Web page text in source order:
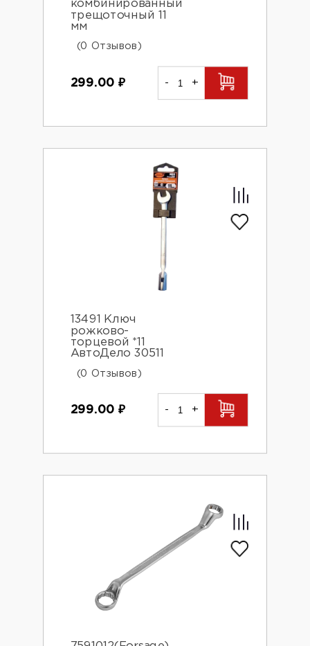
комбинированный
трещоточный 11
мм
(0 Отзывов)
299.00 ₽ - +
13491 Ключ
рожково-
торцевой *11
АвтоДело 30511
(0 Отзывов)
299.00 ₽ - +